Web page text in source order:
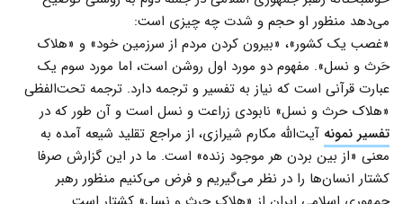
می‌دهد منظور او حجم و شدت چه چیزی است:
«غصب یک کشور»، «بیرون کردن مردم از سرزمین خود» و «هلاک
حَرث و نسل». مفهوم دو مورد اول روشن است، اما مورد سوم یک
عبارت قرآنی است که نیاز به تفسیر و ترجمه دارد. ترجمه تحت‌الفظی
«هلاک حرث و نسل» نابودی زراعت و نسل است و آن طور که در
تفسیر نمونه آیت‌الله مکارم شیرازی، از مراجع تقلید شیعه آمده به
معنی «از بین بردن هر موجود زنده» است. ما در این گزارش صرفا
کشتار انسان‌ها را در نظر می‌گیریم و فرض می‌کنیم منظور رهبر